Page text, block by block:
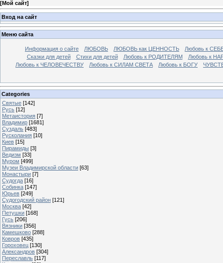
[Мой сайт]
Вход на сайт
Меню сайта
Информация о сайте ЛЮБОВЬ ЛЮБОВЬ как ЦЕННОСТЬ
Любовь к
Сказки для детей
Стихи для детей Любовь к РОДИТЕЛЯМ
Любовь к
Любовь к ЧЕЛОВЕЧЕСТВУ
Любовь к СИЛАМ СВЕТА Любовь к БОГУ
Categories
Святые [142]
Русь [12]
Метаистория [7]
Владимир [1681]
Суздаль [483]
Русколания [10]
Киев [15]
Пирамиды [3]
Ведизм [33]
Муром [499]
Музеи Владимирской области [63]
Монастыри [7]
Судогда [16]
Собинка [147]
Юрьев [249]
Судогодский район [121]
Москва [42]
Петушки [168]
Гусь [206]
Вязники [356]
Камешково [288]
Ковров [435]
Гороховец [130]
Александров [304]
Переславль [117]